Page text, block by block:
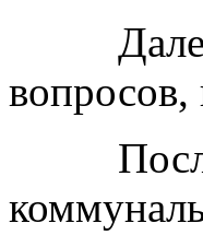
Далее
вопросов,
После